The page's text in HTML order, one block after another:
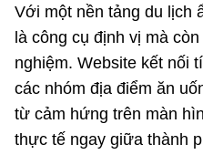
Với một nền tảng du lịch
là công cụ định vị mà
nghiệm. Website kết nối
các nhóm địa điểm ăn
từ cảm hứng trên màn
thực tế ngay giữa thành